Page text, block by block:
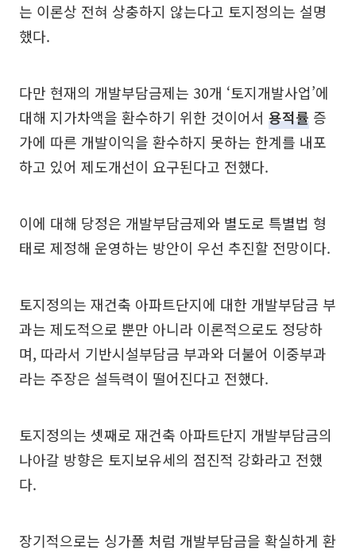
는 이론상 전혀 상충하지 않는다고 토지정의는 설명
했다.
다만 현재의 개발부담금제는 30개 ‘토지개발사업’에
대해 지가차액을 환수하기 위한 것이어서 용적률 증
가에 따른 개발이익을 환수하지 못하는 한계를 내포
하고 있어 제도개선이 요구된다고 전했다.
이에 대해 당정은 개발부담금제와 별도로 특별법 형
태로 제정해 운영하는 방안이 우선 추진할 전망이다.
토지정의는 재건축 아파트단지에 대한 개발부담금 부
과는 제도적으로 뿐만 아니라 이론적으로도 정당하
며, 따라서 기반시설부담금 부과와 더불어 이중부과
라는 주장은 설득력이 떨어진다고 전했다.
토지정의는 셋째로 재건축 아파트단지 개발부담금의
나아갈 방향은 토지보유세의 점진적 강화라고 전했
다.
장기적으로는 싱가폴 처럼 개발부담금을 확실하게 환